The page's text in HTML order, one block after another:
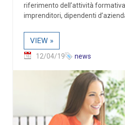
riferimento dell’attività
imprenditori, dipendenti
VIEW »
12/04/19 news